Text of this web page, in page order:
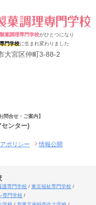
菓調理専門学校がひとつになり
門学校に生まれ変わりました
大宮区仲町3-88-2
問合せ・ご案内】
ンター)
ポリシー 情報公開
護専門学校
東京福祉専門学校
専門学校